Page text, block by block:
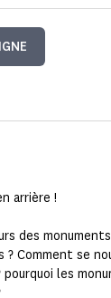
arrière !
des
Comment se
les